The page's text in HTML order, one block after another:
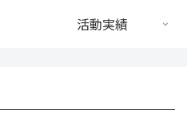
活動実績